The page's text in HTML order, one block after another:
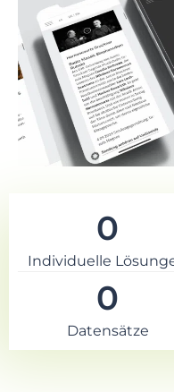
Individuelle
0
Datensätze
0